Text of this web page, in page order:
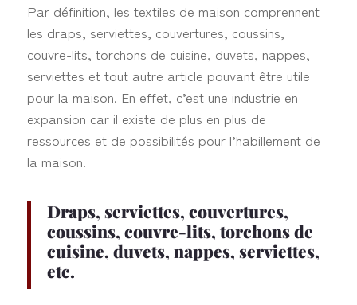
Par définition, les textiles de maison comprennent
les draps, serviettes, couvertures, coussins,
couvre-lits, torchons de cuisine, duvets, nappes,
serviettes et tout autre article pouvant être utile
pour la maison. En effet, c’est une industrie en
expansion car il existe de plus en plus de
ressources et de possibilités pour l’habillement de
la maison.
Draps, serviettes, couvertures,
coussins, couvre-lits, torchons de
cuisine, duvets, nappes, serviettes,
etc.